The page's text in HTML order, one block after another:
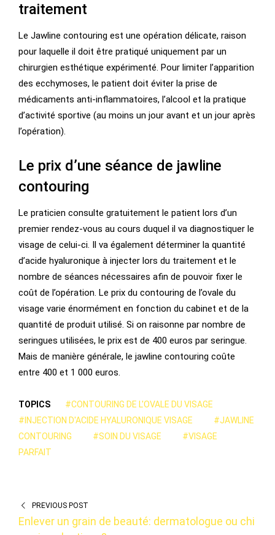
traitement
Le Jawline contouring est une opération délicate, raison
pour laquelle il doit être pratiqué uniquement par un
chirurgien esthétique expérimenté. Pour limiter l’apparition
des ecchymoses, le patient doit éviter la prise de
médicaments anti-inflammatoires, l’alcool et la pratique
d’activité sportive (au moins un jour avant et un jour après
l’opération).
Le prix d’une séance de jawline
contouring
Le praticien consulte gratuitement le patient lors d’un
premier rendez-vous au cours duquel il va diagnostiquer le
visage de celui-ci. Il va également déterminer la quantité
d’acide hyaluronique à injecter lors du traitement et le
nombre de séances nécessaires afin de pouvoir fixer le
coût de l’opération. Le prix du contouring de l’ovale du
visage varie énormément en fonction du cabinet et de la
quantité de produit utilisé. Si on raisonne par nombre de
seringues utilisées, le prix est de 400 euros par seringue.
Mais de manière générale, le jawline contouring coûte
entre 400 et 1 000 euros.
TOPICS
#CONTOURING DE L'OVALE DU VISAGE
#INJECTION D'ACIDE HYALURONIQUE VISAGE
#JAWLINE
CONTOURING
#SOIN DU VISAGE
#VISAGE
PARFAIT
PREVIOUS POST
Enlever un grain de beauté: dermatologue ou chi